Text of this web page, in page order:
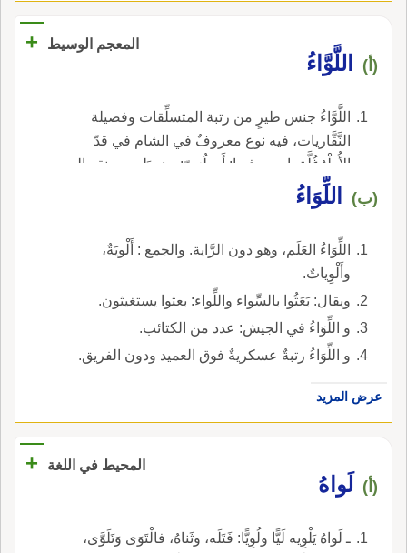
المعجم الوسيط +
(أ) اللَّوَّاءُ
اللَّوَّاءُ جنس طيرٍ من رتبة المتسلِّقات وفصيلة
النَّقَّاريات، فيه نوع معروفٌ في الشام في قدّ
الأُطْرُغُلَّة، اسمه فيها: أَبو لُوَيّ: وهو يَلوي بعنقه إِلى
الوراء وإلى الجانبين بتُؤَدة، كأنَّه حَيّةٌ تَتَلَوَّى.
(ب) اللِّوَاءُ
اللِّوَاءُ العَلَم، وهو دون الرَّاية. والجمع : أَلْويَةٌ،
وأَلْوِياتٌ.
ويقال: بَعَثُوا بالسِّواء واللِّواء: بعثوا يستغيثون.
و اللِّوَاءُ في الجيش: عدد من الكتائب.
و اللِّوَاءُ رتبةٌ عسكريةٌ فوق العميد ودون الفريق.
عرض المزيد
المحيط في اللغة +
(أ) لَواهُ
ـ لَواهُ يَلْوِيه لَيًّا ولُوِيًّا: فَتَلَه، وثَناهُ، فالْتَوَى وَتَلَوَّى،